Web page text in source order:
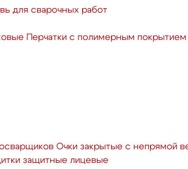
для сварочных работ
Перчатки с полимерным покрытием
Очки закрытые с непрямой
защитные лицевые